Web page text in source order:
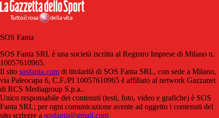
SOS Fanta
SOS Fanta SRL è una società iscritta al Registro Imprese di Milano n.
10057610965.
Il sito sosfanta.com di titolarità di SOS Fanta SRL, con sede a Milano,
via Paleocapa 6, C.F./PI 10057610965 è affiliato al network Gazzanet
di RCS Mediagroup S.p.a..
Unico responsabile dei contenuti (testi, foto, video e grafiche) è SOS
Fanta SRL; per ogni comunicazione avente ad oggetto i contenuti del
sito scrivere a sosfanta@gmail.com